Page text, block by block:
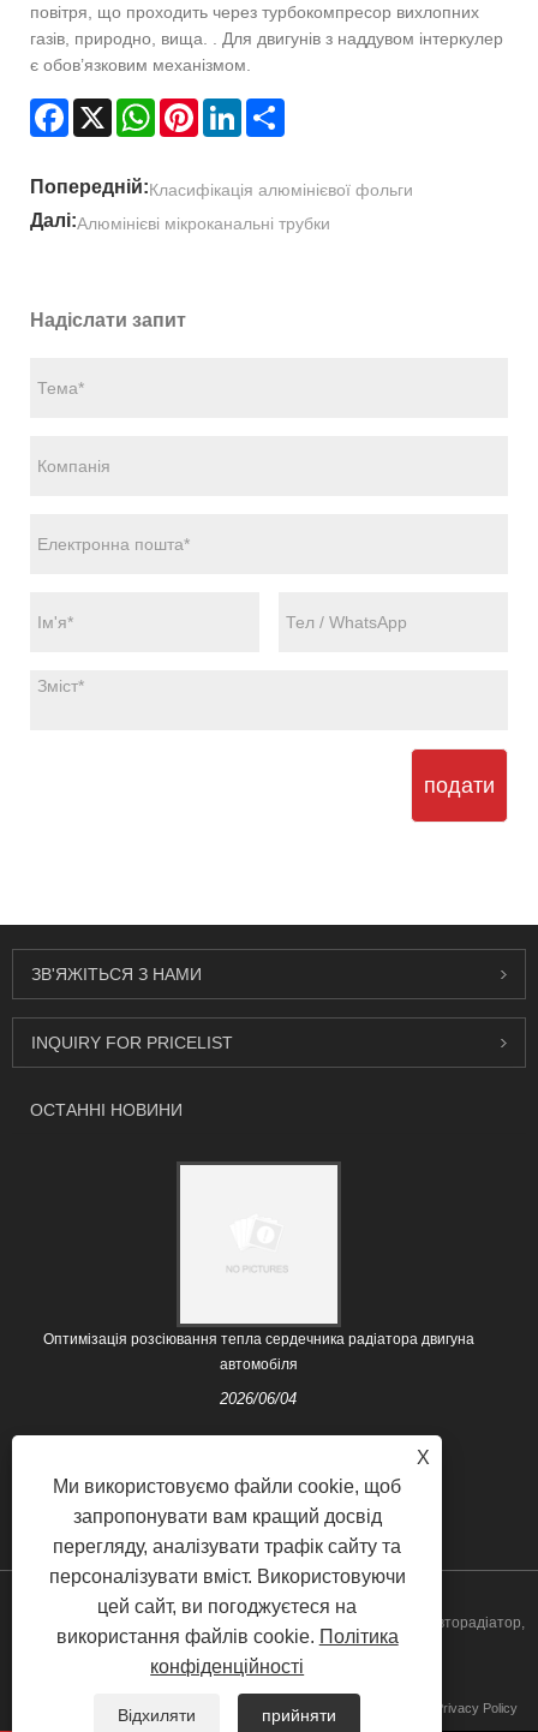
повітря, що проходить через турбокомпресор вихлопних
газів, природно, вища. . Для двигунів з наддувом інтеркулер
є обов’язковим механізмом.
Facebook
X WhatsAppPinterestLinkedIn
Попередній:Класифікація алюмінієвої фольги
Далі:Алюмінієві мікроканальні трубки
Надіслати запит
подати
ЗВ'ЯЖІТЬСЯ З НАМИ
INQUIRY FOR PRICELIST
ОСТАННІ НОВИНИ
Оптимізація розсіювання тепла сердечника радіатора двигуна
автомобіля
2026/06/04
Авторське право © 2021 Nanjing Majestic Auto Parts Co.,Ltd. - Авторадіатор,
система охолодження - Усі права захищені.
Privacy Policy
X
Ми використовуємо файли cookie, щоб
запропонувати вам кращий досвід
перегляду, аналізувати трафік сайту та
персоналізувати вміст. Використовуючи
цей сайт, ви погоджуєтеся на
використання файлів cookie. Політика
конфіденційності
Відхиляти прийняти